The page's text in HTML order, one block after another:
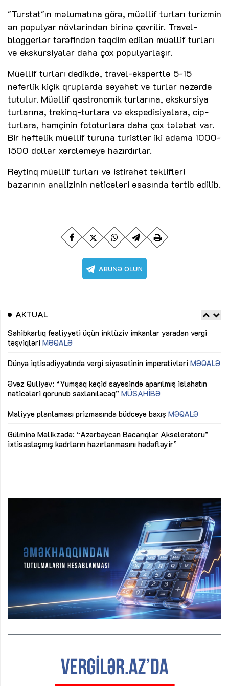
"Turstat"ın məlumatına görə, müəllif turları turizmin
ən populyar növlərindən birinə çevrilir. Travel-
bloggerlər tərəfindən təqdim edilən müəllif turları
və ekskursiyalar daha çox populyarlaşır.
Müəllif turları dedikdə, travel-ekspertlə 5-15
nəfərlik kiçik qruplarda səyahət və turlar nəzərdə
tutulur. Müəllif qastronomik turlarına, ekskursiya
turlarına, trekinq-turlara və ekspedisiyalara, cip-
turlara, həmçinin fototurlara daha çox tələbat var.
Bir həftəlik müəllif turuna turistlər iki adama 1000-
1500 dollar xərcləməyə hazırdırlar.
Reytinq müəllif turları və istirahət təklifləri
bazarının analizinin nəticələri əsasında tərtib edilib.
AKTUAL
Sahibkarlıq fəaliyyəti üçün inklüziv imkanlar yaradan vergi
təşviqləri MƏQALƏ
Dünya iqtisadiyyatında vergi siyasətinin imperativləri MƏQALƏ
Əvəz Quliyev: “Yumşaq keçid sayəsində aparılmış islahatın
nəticələri qorunub saxlanılacaq” MÜSAHİBƏ
Maliyyə planlaması prizmasında büdcəyə baxış MƏQALƏ
Gülminə Məlikzadə: “Azərbaycan Bacarıqlar Akseleratoru”
ixtisaslaşmış kadrların hazırlanmasını hədəfləyir”